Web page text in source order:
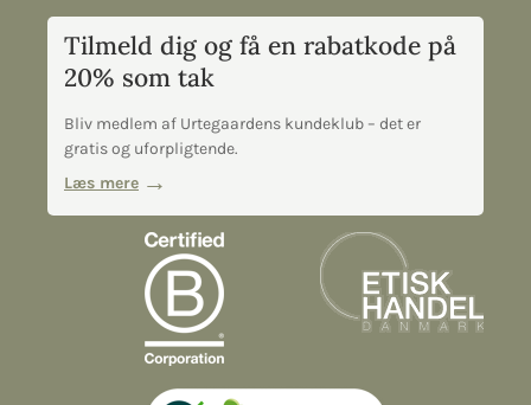
Tilmeld dig og få en rabatkode på
20% som tak
Bliv medlem af Urtegaardens kundeklub – det er
gratis og uforpligtende.
Læs mere